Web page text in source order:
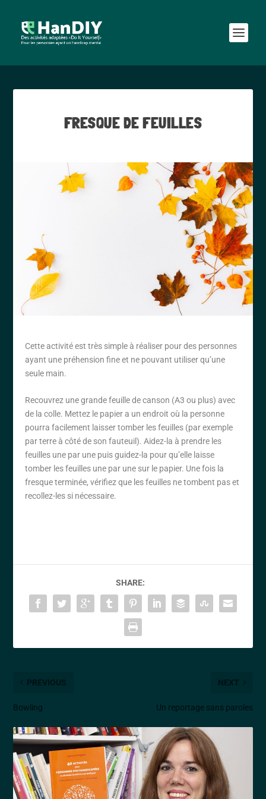
FRESQUE DE FEUILLES
Cette activité est très simple à réaliser pour des personnes
ayant une préhension fine et ne pouvant utiliser qu’une
seule main.
Recouvrez une grande feuille de canson (A3 ou plus) avec
de la colle. Mettez le papier a un endroit où la personne
pourra facilement laisser tomber les feuilles (par exemple
par terre à côté de son fauteuil). Aidez-la à prendre les
feuilles une par une puis guidez-la pour qu’elle laisse
tomber les feuilles une par une sur le papier. Une fois la
fresque terminée, vérifiez que les feuilles ne tombent pas et
recollez-les si nécessaire.
SHARE:
PREVIOUS
Bowling
NEXT
Un reportage sans paroles